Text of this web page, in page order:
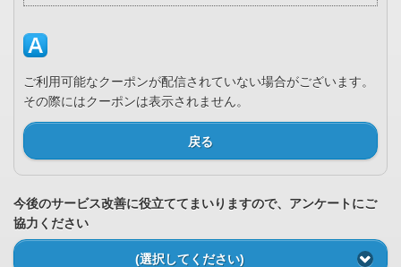
ご利用可能なクーポンが配信されていない場合がございます。
その際にはクーポンは表示されません。
戻る
今後のサービス改善に役立ててまいりますので、アンケートにご
協力ください
(選択してください)